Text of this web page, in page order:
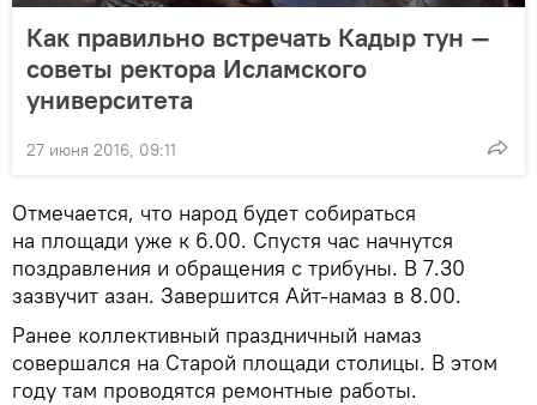
Как правильно встречать Кадыр тун —
советы ректора Исламского
университета
27 июня 2016, 09:11
Отмечается, что народ будет собираться
на площади уже к 6.00. Спустя час начнутся
поздравления и обращения с трибуны. В 7.30
зазвучит азан. Завершится Айт-намаз в 8.00.
Ранее коллективный праздничный намаз
совершался на Старой площади столицы. В этом
году там проводятся ремонтные работы.